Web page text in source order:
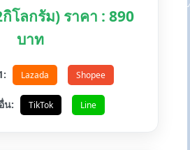
โลกรัม) ราคา : 890
บาท
Lazada Shopee
น: TikTok Line